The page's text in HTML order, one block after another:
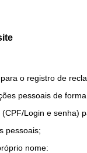
o registro de
pessoais de
Login e senha)
pessoais;
nome: